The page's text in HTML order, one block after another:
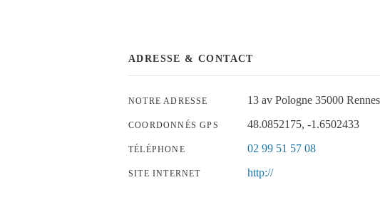
ADRESSE & CONTACT
NOTRE ADRESSE 13 av Pologne 35000 Rennes
COORDONNÉS GPS 48.0852175, -1.6502433
TÉLÉPHONE 02 99 51 57 08
SITE INTERNET http://